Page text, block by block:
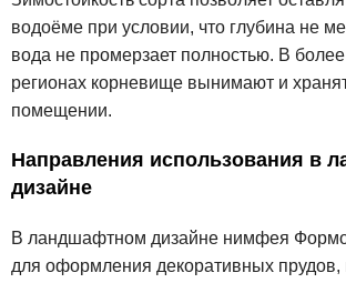
водоёме при условии, что глубина не
вода не промерзает полностью. В
регионах корневище вынимают и
помещении.
Направления использования в
дизайне
В ландшафтном дизайне нимфея
для оформления декоративных прудов,